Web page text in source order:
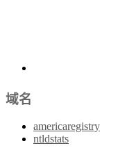
域名
americaregistry
ntldstats